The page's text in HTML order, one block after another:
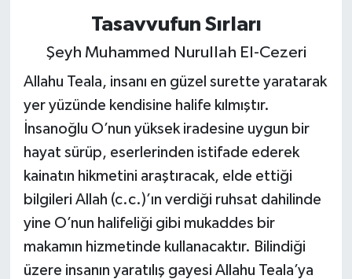
Tasavvufun Sırları
Şeyh Muhammed Nurullah El-Cezeri
Allahu Teala, insanı en güzel surette yaratarak
yer yüzünde kendisine halife kılmıştır.
İnsanoğlu O’nun yüksek iradesine uygun bir
hayat sürüp, eserlerinden istifade ederek
kainatın hikmetini araştıracak, elde ettiği
bilgileri Allah (c.c.)’ın verdiği ruhsat dahilinde
yine O’nun halifeliği gibi mukaddes bir
makamın hizmetinde kullanacaktır. Bilindiği
üzere insanın yaratılış gayesi Allahu Teala’ya